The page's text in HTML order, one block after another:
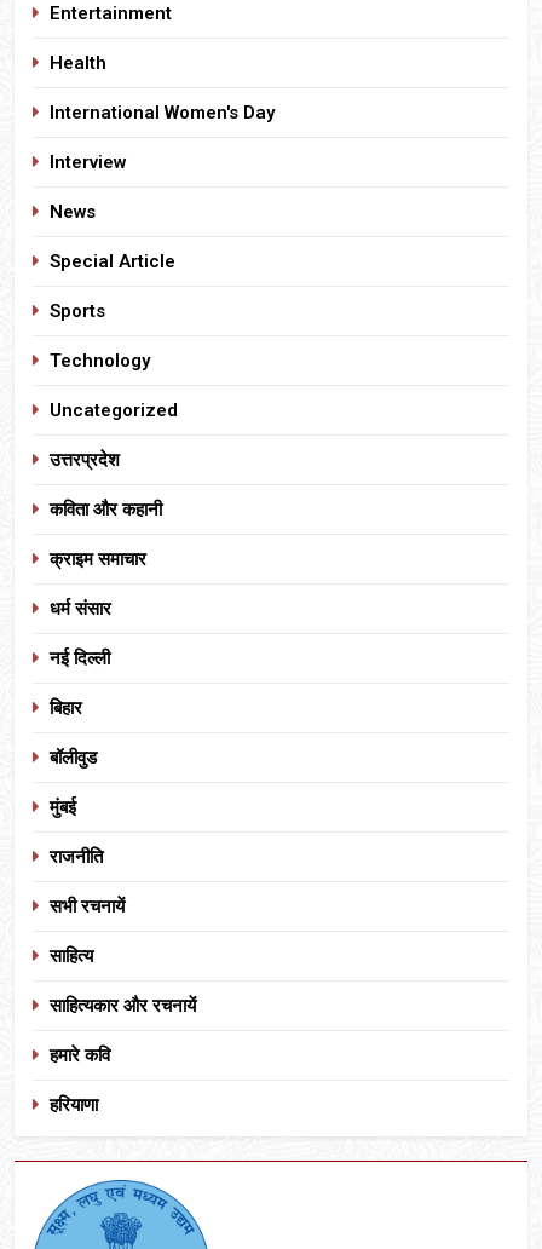
Entertainment
Health
International Women's Day
Interview
News
Special Article
Sports
Technology
Uncategorized
उत्तरप्रदेश
कविता और कहानी
क्राइम समाचार
धर्म संसार
नई दिल्ली
बिहार
बॉलीवुड
मुंबई
राजनीति
सभी रचनायें
साहित्य
साहित्यकार और रचनायें
हमारे कवि
हरियाणा